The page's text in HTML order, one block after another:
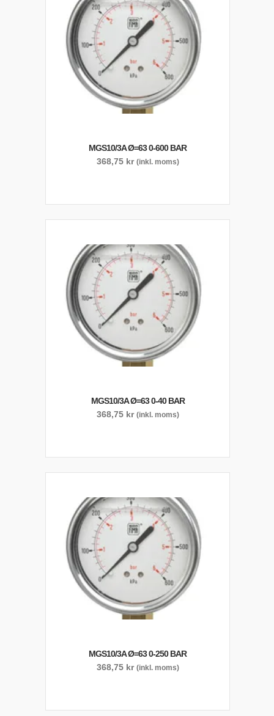
MGS10/3A Ø=63 0-600 BAR
368,75 kr (inkl. moms)
MGS10/3A Ø=63 0-40 BAR
368,75 kr (inkl. moms)
MGS10/3A Ø=63 0-250 BAR
368,75 kr (inkl. moms)